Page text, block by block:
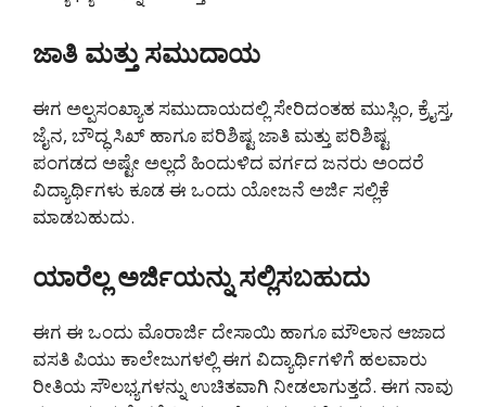
ಜಾತಿ ಮತ್ತು ಸಮುದಾಯ
ಈಗ ಅಲ್ಪಸಂಖ್ಯಾತ ಸಮುದಾಯದಲ್ಲಿ ಸೇರಿದಂತಹ ಮುಸ್ಲಿಂ, ಕ್ರೈಸ್ತ,
ಜೈನ, ಬೌದ್ಧ ಸಿಖ್ ಹಾಗೂ ಪರಿಶಿಷ್ಟ ಜಾತಿ ಮತ್ತು ಪರಿಶಿಷ್ಟ
ಪಂಗಡದ ಅಷ್ಟೇ ಅಲ್ಲದೆ ಹಿಂದುಳಿದ ವರ್ಗದ ಜನರು ಅಂದರೆ
ವಿದ್ಯಾರ್ಥಿಗಳು ಕೂಡ ಈ ಒಂದು ಯೋಜನೆ ಅರ್ಜಿ ಸಲ್ಲಿಕೆ
ಮಾಡಬಹುದು.
ಯಾರೆಲ್ಲ ಅರ್ಜಿಯನ್ನು ಸಲ್ಲಿಸಬಹುದು
ಈಗ ಈ ಒಂದು ಮೊರಾರ್ಜಿ ದೇಸಾಯಿ ಹಾಗೂ ಮೌಲಾನ ಆಜಾದ
ವಸತಿ ಪಿಯು ಕಾಲೇಜುಗಳಲ್ಲಿ ಈಗ ವಿದ್ಯಾರ್ಥಿಗಳಿಗೆ ಹಲವಾರು
ರೀತಿಯ ಸೌಲಭ್ಯಗಳನ್ನು ಉಚಿತವಾಗಿ ನೀಡಲಾಗುತ್ತದೆ. ಈಗ ನಾವು